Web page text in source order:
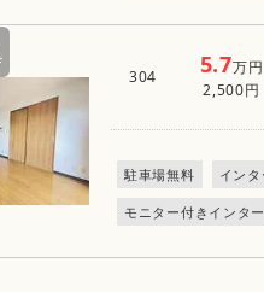
304 5.7万円
2,500円
駐車場無料 イン
モニター付きインタ